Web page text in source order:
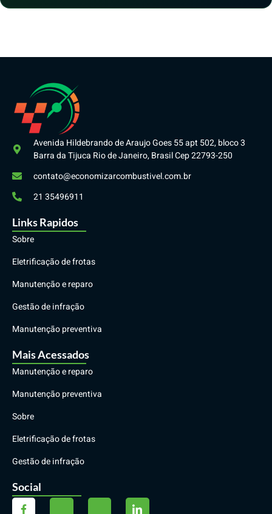
Avenida Hildebrando de Araujo Goes 55 apt 502, bloco 3
Barra da Tijuca Rio de Janeiro, Brasil Cep 22793-250
contato@economizarcombustivel.com.br
21 35496911
Links Rapidos
Sobre
Eletrificação de frotas
Manutenção e reparo
Gestão de infração
Manutenção preventiva
Mais Acessados
Manutenção e reparo
Manutenção preventiva
Sobre
Eletrificação de frotas
Gestão de infração
Social